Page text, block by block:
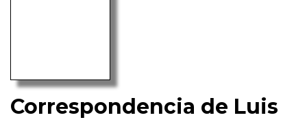
Correspondencia de Luis